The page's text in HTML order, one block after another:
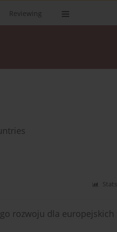
Reviewing
Stats
rozwoju dla europejskich